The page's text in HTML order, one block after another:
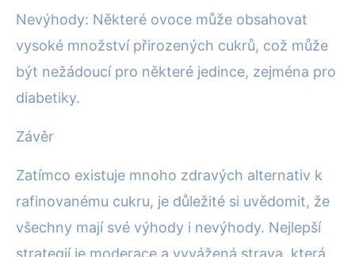
Nevýhody: Některé ovoce může obsahovat
vysoké množství přirozených cukrů, což může
být nežádoucí pro některé jedince, zejména pro
diabetiky.
Závěr
Zatímco existuje mnoho zdravých alternativ k
rafinovanému cukru, je důležité si uvědomit, že
všechny mají své výhody i nevýhody. Nejlepší